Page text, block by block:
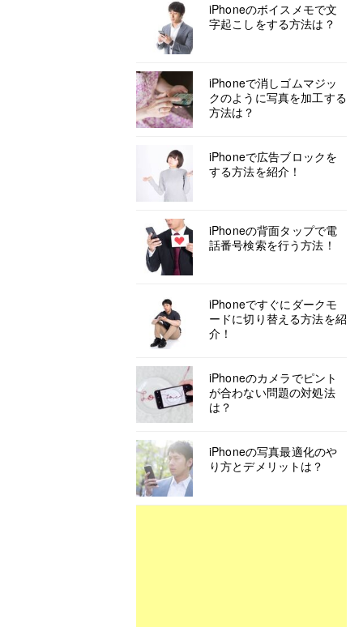
iPhoneのボイスメモで文
字起こしをする方法は？
iPhoneで消しゴムマジッ
クのように写真を加工する
方法は？
iPhoneで広告ブロックを
する方法を紹介！
iPhoneの背面タップで電
話番号検索を行う方法！
iPhoneですぐにダークモ
ードに切り替える方法を紹
介！
iPhoneのカメラでピント
が合わない問題の対処法
は？
iPhoneの写真最適化のや
り方とデメリットは？